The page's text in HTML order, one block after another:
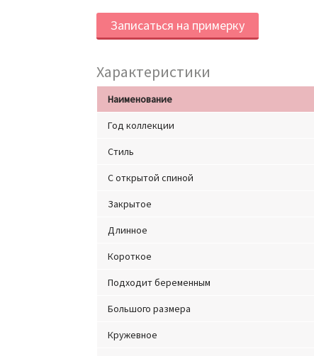
Записаться на примерку
Характеристики
Наименование
Год коллекции
Стиль
С открытой спиной
Закрытое
Длинное
Короткое
Подходит беременным
Большого размера
Кружевное